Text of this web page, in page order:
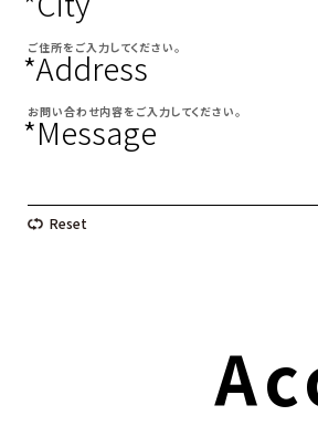
ご住所をご入力してください。
*Address
お問い合わせ内容をご入力してください。
*Message